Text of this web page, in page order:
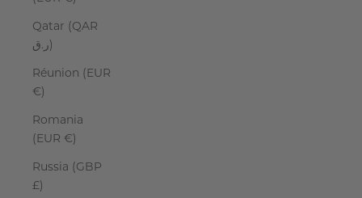
Qatar (QAR
ر.ق)
Réunion (EUR
€)
Romania
(EUR €)
Russia (GBP
£)